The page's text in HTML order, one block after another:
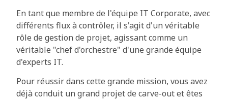
En tant que membre de l'équipe IT Corporate, avec
différents flux à contrôler, il s'agit d'un véritable
rôle de gestion de projet, agissant comme un
véritable "chef d'orchestre" d'une grande équipe
d'experts IT.
Pour réussir dans cette grande mission, vous avez
déjà conduit un grand projet de carve-out et êtes